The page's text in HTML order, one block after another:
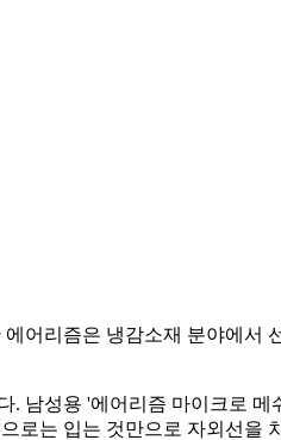
어리즘은 냉감소재 분야에서
남성용 '에어리즘 마이크로
로는 입는 것만으로 자외선을